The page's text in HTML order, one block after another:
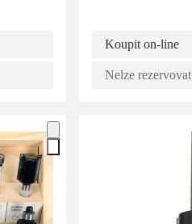
Koupit on-line
Nelze rezervovat